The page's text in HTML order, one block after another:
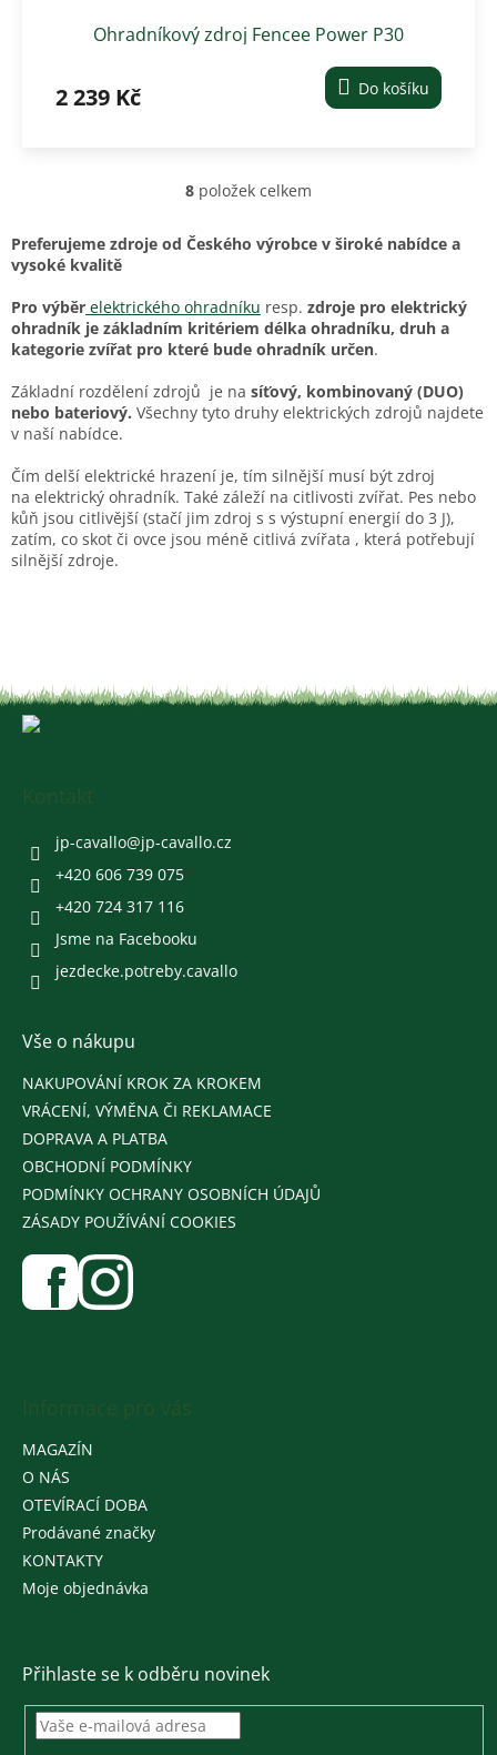
Ohradníkový zdroj Fencee Power P30
2 239 Kč Do košíku
O
l
a
c
í
r
v
v
ý
p
i
8 položek celkem
Preferujeme zdroje od Českého výrobce v široké nabídce a
vysoké kvalitě
Pro výběr elektrického ohradníku resp. zdroje pro elektrický
ohradník je základním kritériem délka ohradníku, druh a
kategorie zvířat pro které bude ohradník určen.
Základní rozdělení zdrojů je na síťový, kombinovaný (DUO)
nebo bateriový. Všechny tyto druhy elektrických zdrojů najdete
v naší nabídce.
Čím delší elektrické hrazení je, tím silnější musí být zdroj
na elektrický ohradník. Také záleží na citlivosti zvířat. Pes nebo
kůň jsou citlivější (stačí jim zdroj s s výstupní energií do 3 J),
zatím, co skot či ovce jsou méně citlivá zvířata , která potřebují
silnější zdroje.
jp-cavallo@jp-cavallo.cz
+420 606 739 075
+420 724 317 116
Jsme na Facebooku
jezdecke.potreby.cavallo
Vše o nákupu
NAKUPOVÁNÍ KROK ZA KROKEM
VRÁCENÍ, VÝMĚNA ČI REKLAMACE
DOPRAVA A PLATBA
OBCHODNÍ PODMÍNKY
PODMÍNKY OCHRANY OSOBNÍCH ÚDAJŮ
ZÁSADY POUŽÍVÁNÍ COOKIES
MAGAZÍN
O NÁS
OTEVÍRACÍ DOBA
Prodávané značky
KONTAKTY
Moje objednávka
Přihlaste se k odběru novinek